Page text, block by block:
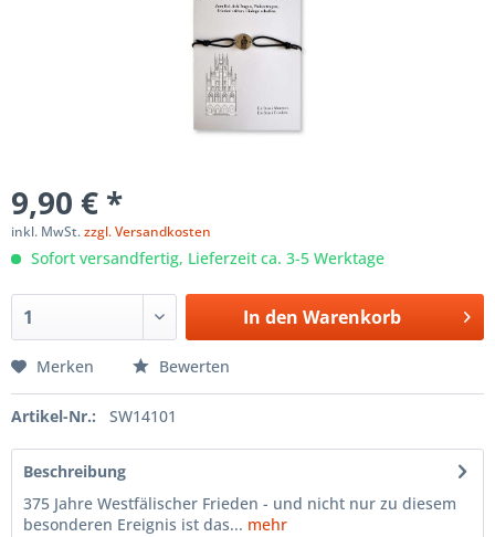
9,90 € *
inkl. MwSt.zzgl. Versandkosten
Sofort versandfertig, Lieferzeit ca. 3-5 Werktage
In den Warenkorb
Merken Bewerten
Artikel-Nr.: SW14101
Beschreibung
375 Jahre Westfälischer Frieden - und nicht nur zu diesem
besonderen Ereignis ist das... mehr